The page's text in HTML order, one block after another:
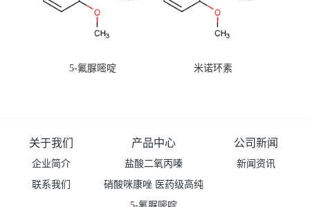
5-氟脲嘧啶 米诺环素
关于我们
企业简介
联系我们
产品中心
盐酸二氧丙嗪
硝酸咪康唑 医药级高纯
公司新闻
新闻资讯